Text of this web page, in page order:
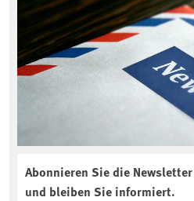
Abonnieren Sie die
und bleiben Sie informiert.